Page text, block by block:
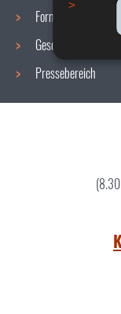
Formulare
Gesetzgebung
Pressebereich